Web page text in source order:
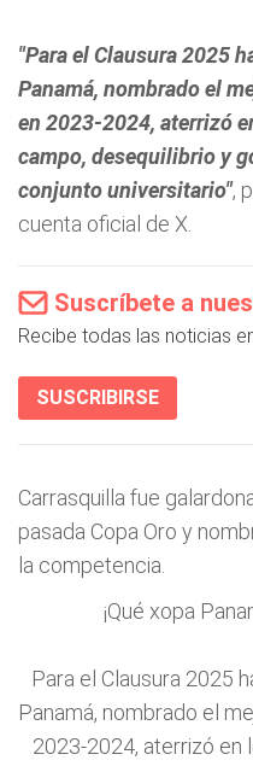
"Para el Clausura 2025
Panamá, nombrado el
en 2023-2024, aterrizó
campo, desequilibrio y
conjunto universitario",
cuenta oficial de X.
Suscríbete a
Recibe todas las noticias
SUSCRIBIRSE
Carrasquilla fue
pasada Copa Oro y
la competencia.
¡Qué xopa
Para el Clausura 2025
Panamá, nombrado el
2023-2024, aterrizó en